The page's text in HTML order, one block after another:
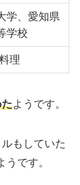
学、愛知県
学校
理
ようです。
もしていた
です。